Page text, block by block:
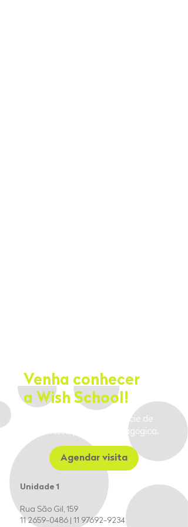
Venha conhecer
a Wish School!
Agende uma visita e vivencie de
perto nossa proposta pedagógica.
Agendar visita
Unidade 1
Rua São Gil, 159
11 2659-0486 11 97692-9234